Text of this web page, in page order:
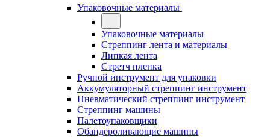
Упаковочные материалы
Упаковочные материалы
Стреппинг лента и материалы
Липкая лента
Стретч пленка
Ручной инструмент для упаковки
Аккумуляторный стреппинг инструмент
Пневматический стреппинг инструмент
Стреппинг машины
Палетоупаковщики
Обандероливающие машины